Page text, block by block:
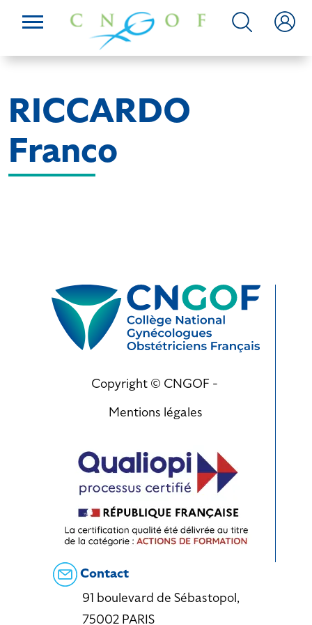
RICCARDO
Franco
Copyright © CNGOF -
Mentions légales
Contact
91 boulevard de Sébastopol,
75002 PARIS